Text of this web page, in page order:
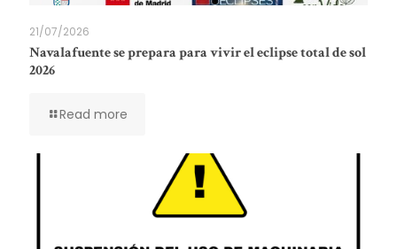
21/07/2026
Navalafuente se prepara para vivir el eclipse total de sol
2026
Read more